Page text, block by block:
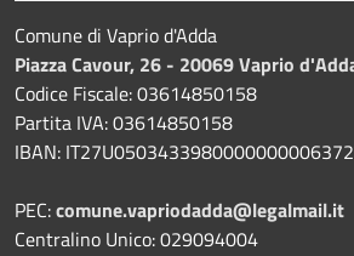
Comune di Vaprio d'Adda
Piazza Cavour, 26 - 20069 Vaprio
Codice Fiscale: 03614850158
Partita IVA: 03614850158
IBAN: IT27U0503433980000000006372
PEC:comune.vapriodadda@legalmail.it
Centralino Unico: 029094004